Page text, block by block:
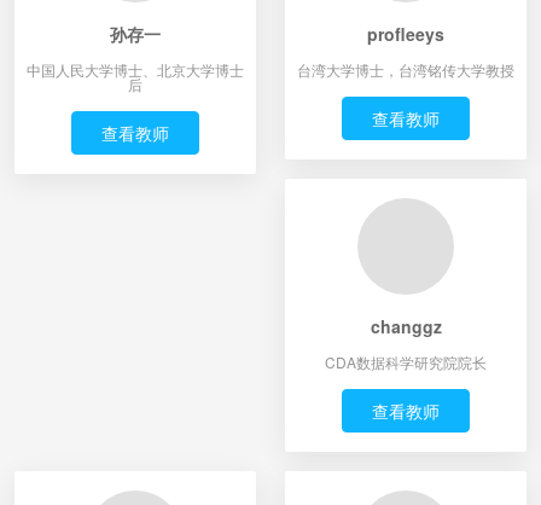
孙存一
中国人民大学博士、北京大学博士
后
查看教师
profleeys
台湾大学博士，台湾铭传大学教授
查看教师
changgz
CDA数据科学研究院院长
查看教师